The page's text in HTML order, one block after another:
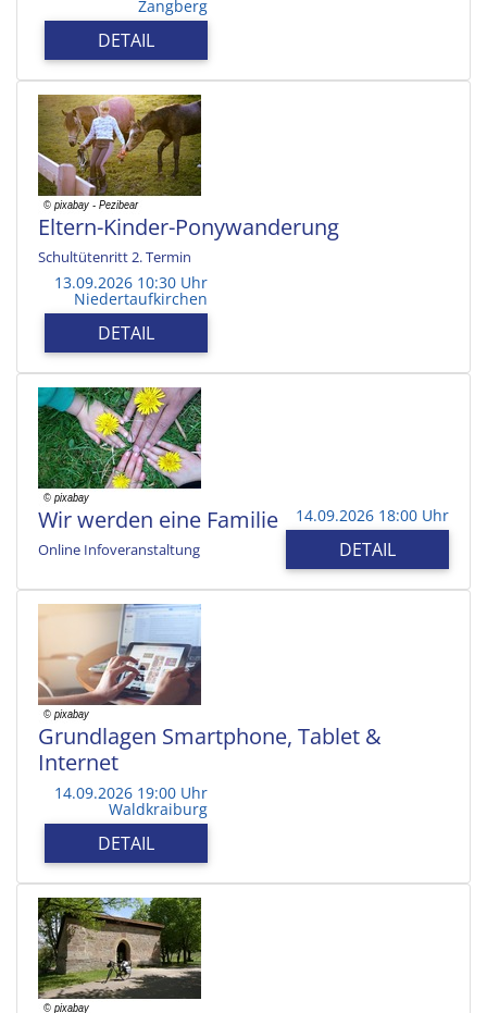
Zangberg
DETAIL
Eltern-Kinder-Ponywanderung
Schultütenritt 2. Termin
13.09.2026 10:30 Uhr
Niedertaufkirchen
DETAIL
Wir werden eine Familie
Online Infoveranstaltung
14.09.2026 18:00 Uhr
DETAIL
Grundlagen Smartphone, Tablet &
Internet
14.09.2026 19:00 Uhr
Waldkraiburg
DETAIL